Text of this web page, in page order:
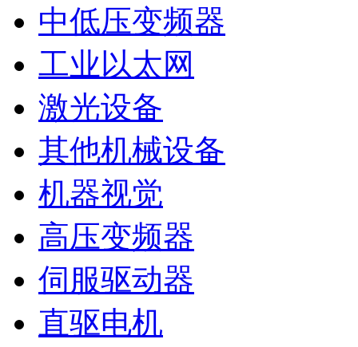
中低压变频器
工业以太网
激光设备
其他机械设备
机器视觉
高压变频器
伺服驱动器
直驱电机